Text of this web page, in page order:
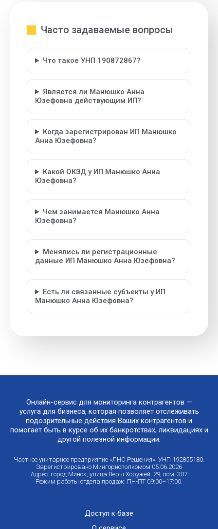
Часто задаваемые вопросы
Что такое УНП 190872867?
Является ли Манюшко Анна
Юзефовна действующим ИП?
Когда зарегистрирован ИП Манюшко
Анна Юзефовна?
Какой ОКЭД у ИП Манюшко Анна
Юзефовна?
Чем занимается Манюшко Анна
Юзефовна?
Менялись ли регистрационные
данные ИП Манюшко Анна Юзефовна?
Есть ли связанные субъекты у ИП
Манюшко Анна Юзефовна?
Онлайн-сервис для мониторинга контрагентов —
услуга для бизнеса, которая позволяет отслеживать
подозрительные действия Ваших контрагентов и
помогает быть в курсе об их банкротствах, ликвидациях и
другой полезной информации.
Частное унитарное предприятие «ЛНС Решения». УНП 192855180.
Зарегистрировано Мингорисполкомом 05.06.2026
Адрес: город Минск, улица Веры Хоружей, 29, пом. 307
Режим работы отдела продаж: ПН-ПТ 09:00–17:00.
Доступ к базе